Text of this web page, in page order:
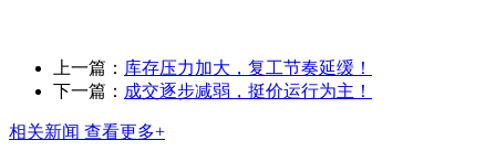
上一篇： 库存压力加大，复工节奏延缓！
下一篇： 成交逐步减弱，挺价运行为主！
相关新闻 查看更多+